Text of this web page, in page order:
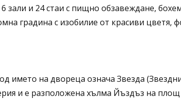
зали и 24 стаи с пищно обзавеждане,
градина с изобилие от красиви цветя,
името на двореца означа Звезда
и е разположена хълма Йъздъз на